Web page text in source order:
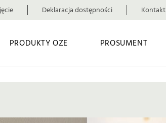
Deklaracja dostępności Kontakt
PRODUKTY OZE PROSUMENT